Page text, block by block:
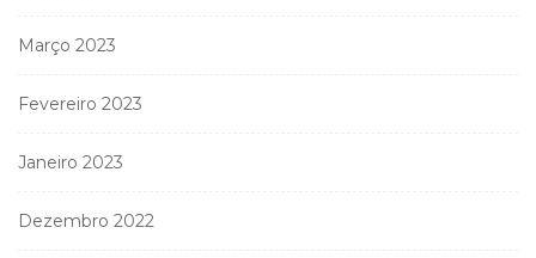
Março 2023
Fevereiro 2023
Janeiro 2023
Dezembro 2022